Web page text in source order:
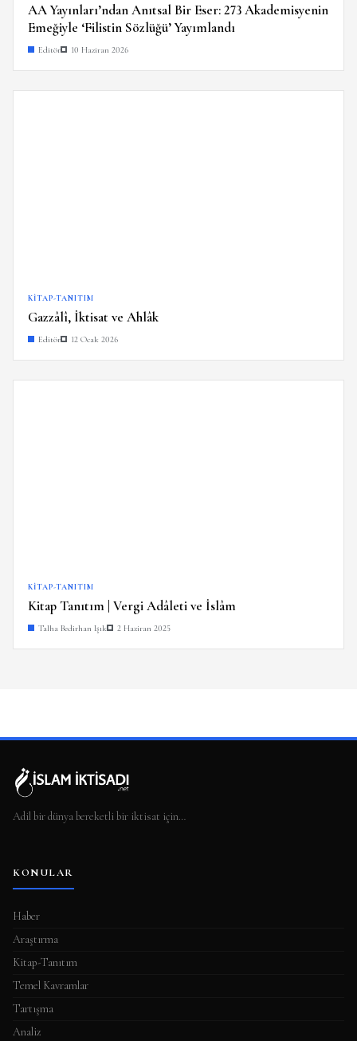
AA Yayınları’ndan Anıtsal Bir Eser: 273 Akademisyenin
Emeğiyle ‘Filistin Sözlüğü’ Yayımlandı
Editör 10 Haziran 2026
KITAP-TANITIM
Gazzâlî, İktisat ve Ahlâk
Editör 12 Ocak 2026
KITAP-TANITIM
Kitap Tanıtım | Vergi Adâleti ve İslâm
Talha Bedirhan Işık 2 Haziran 2025
Adil bir dünya bereketli bir iktisat için…
KONULAR
Haber
Araştırma
Kitap-Tanıtım
Temel Kavramlar
Tartışma
Analiz